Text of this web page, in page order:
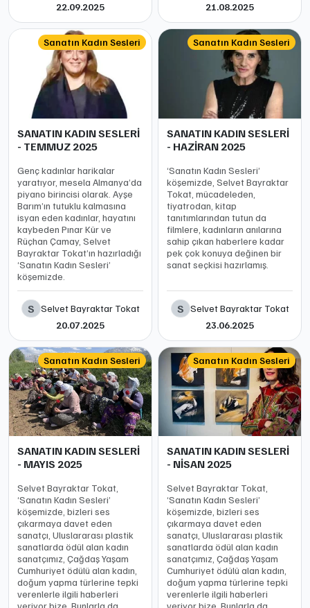
22.09.2025 21.08.2025
Sanatın Kadın Sesleri
SANATIN KADIN SESLERİ
- TEMMUZ 2025
Genç kadınlar harikalar
yaratıyor, mesela Almanya’da
piyano birincisi olarak. Ayşe
Barım’ın tutuklu kalmasına
isyan eden kadınlar, hayatını
kaybeden Pınar Kür ve
Rüçhan Çamay, Selvet
Bayraktar Tokat’ın hazırladığı
‘Sanatın Kadın Sesleri’
köşemizde.
S Selvet Bayraktar Tokat
20.07.2025
Sanatın Kadın Sesleri
SANATIN KADIN SESLERİ
- HAZİRAN 2025
‘Sanatın Kadın Sesleri’
köşemizde, Selvet Bayraktar
Tokat, mücadeleden,
tiyatrodan, kitap
tanıtımlarından tutun da
filmlere, kadınların anılarına
sahip çıkan haberlere kadar
pek çok konuya değinen bir
sanat seçkisi hazırlamış.
S Selvet Bayraktar Tokat
23.06.2025
Sanatın Kadın Sesleri
SANATIN KADIN SESLERİ
- MAYIS 2025
Selvet Bayraktar Tokat,
‘Sanatın Kadın Sesleri’
köşemizde, bizleri ses
çıkarmaya davet eden
sanatçı, Uluslararası plastik
sanatlarda ödül alan kadın
sanatçımız, Çağdaş Yaşam
Cumhuriyet ödülü alan kadın,
doğum yapma türlerine tepki
verenlerle ilgili haberleri
Sanatın Kadın Sesleri
SANATIN KADIN SESLERİ
- NİSAN 2025
Selvet Bayraktar Tokat,
‘Sanatın Kadın Sesleri’
köşemizde, bizleri ses
çıkarmaya davet eden
sanatçı, Uluslararası plastik
sanatlarda ödül alan kadın
sanatçımız, Çağdaş Yaşam
Cumhuriyet ödülü alan kadın,
doğum yapma türlerine tepki
verenlerle ilgili haberleri